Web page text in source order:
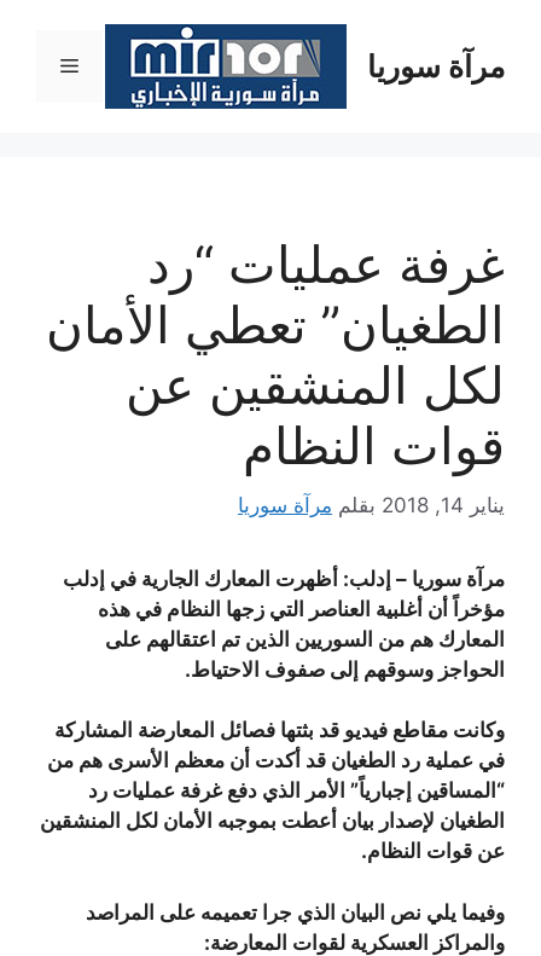
المحتوىمرآة سوريا القائمة
غرفة عمليات “رد
الطغيان” تعطي الأمان
لكل المنشقين عن
قوات النظام
يناير 14, 2018 بقلم مرآة سوريا
مرآة سوريا – إدلب: أظهرت المعارك الجارية في إدلب
مؤخراً أن أغلبية العناصر التي زجها النظام في هذه
المعارك هم من السوريين الذين تم اعتقالهم على
الحواجز وسوقهم إلى صفوف الاحتياط.
وكانت مقاطع فيديو قد بثتها فصائل المعارضة المشاركة
في عملية رد الطغيان قد أكدت أن معظم الأسرى هم من
“المساقين إجبارياً” الأمر الذي دفع غرفة عمليات رد
الطغيان لإصدار بيان أعطت بموجبه الأمان لكل المنشقين
عن قوات النظام.
وفيما يلي نص البيان الذي جرا تعميمه على المراصد
والمراكز العسكرية لقوات المعارضة: